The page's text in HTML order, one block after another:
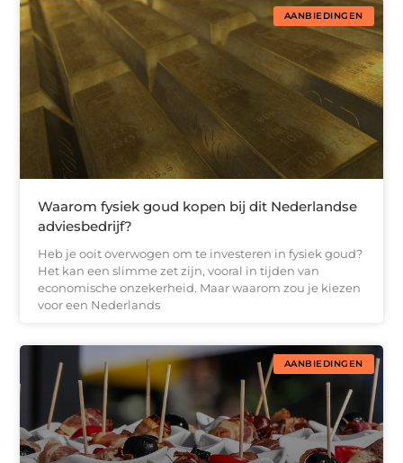
AANBIEDINGEN
Waarom fysiek goud kopen bij dit Nederlandse
adviesbedrijf?
Heb je ooit overwogen om te investeren in fysiek goud?
Het kan een slimme zet zijn, vooral in tijden van
economische onzekerheid. Maar waarom zou je kiezen
voor een Nederlands
AANBIEDINGEN